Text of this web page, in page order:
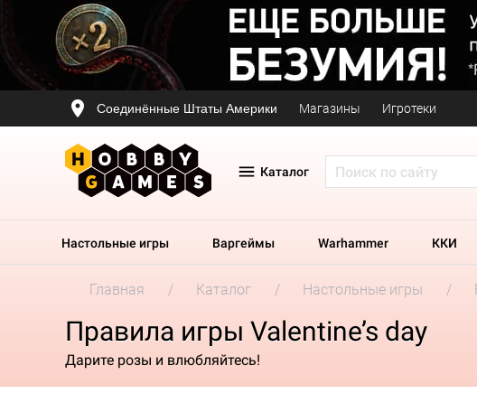
Соединённые Штаты Америки Магазины Игротеки
Каталог
Настольные игры Варгеймы Warhammer ККИ
Главная Каталог Настольные игры
Правила игры Valentine’s day
Дарите розы и влюбляйтесь!